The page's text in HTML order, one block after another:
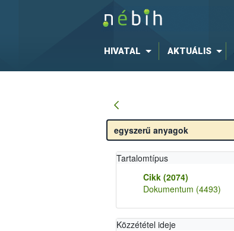
HIVATAL AKTUÁLIS
Tartalomtípus
Cikk (2074)
Dokumentum (4493)
Közzététel ideje